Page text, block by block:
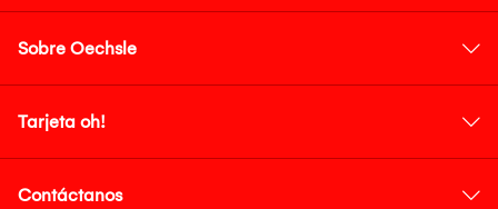
Sobre Oechsle
Tarjeta oh!
Contáctanos